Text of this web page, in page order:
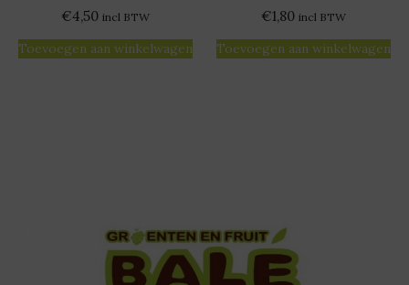
€4,50 incl BTW
Toevoegen aan winkelwagen
€1,80 incl BTW
Toevoegen aan winkelwagen